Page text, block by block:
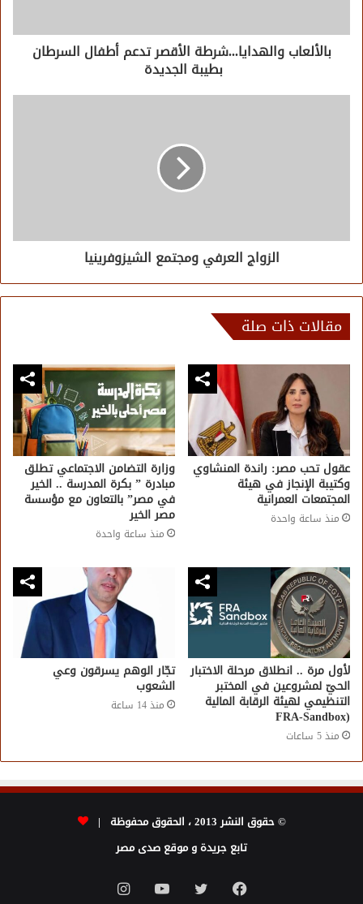
بالألعاب والهدايا...شرطة الأقصر تدعم أطفال السرطان
بطيبة الجديدة
الزواج العرفي ومجتمع الشيزوفرينيا
مقالات ذات صلة
عقول تحب مصر: راندة المنشاوي
وكتيبة الإنجاز في هيئة
المجتمعات العمرانية
منذ ساعة واحدة
وزارة التضامن الاجتماعي تطلق
مبادرة ” بكرة المدرسة .. الخير
في مصر” بالتعاون مع مؤسسة
مصر الخير
منذ ساعة واحدة
لأول مرة .. انطلاق مرحلة الاختبار
الحيّ لمشروعين في المختبر
التنظيمي لهيئة الرقابة المالية
(FRA-Sandbox
منذ 5 ساعات
تجّار الوهم يسرقون وعي
الشعوب
منذ 14 ساعة
© حقوق النشر 2013 ، الحقوق محفوظة |
تابع جريدة و موقع صدى مصر
فيسبوك تويتر يوتيوبانستقرام